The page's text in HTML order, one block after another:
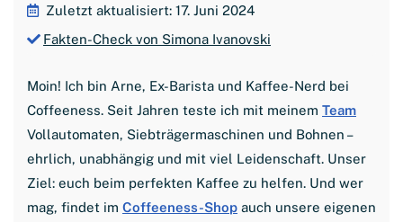
Zuletzt aktualisiert: 17. Juni 2024
Fakten-Check von Simona Ivanovski
Moin! Ich bin Arne, Ex-Barista und Kaffee-Nerd bei
Coffeeness. Seit Jahren teste ich mit meinem Team
Vollautomaten, Siebträgermaschinen und Bohnen –
ehrlich, unabhängig und mit viel Leidenschaft. Unser
Ziel: euch beim perfekten Kaffee zu helfen. Und wer
mag, findet im Coffeeness-Shop auch unsere eigenen